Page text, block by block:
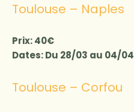
Toulouse – Naples
Prix: 40€
Dates: Du 28/03 au 04/04
Toulouse – Corfou